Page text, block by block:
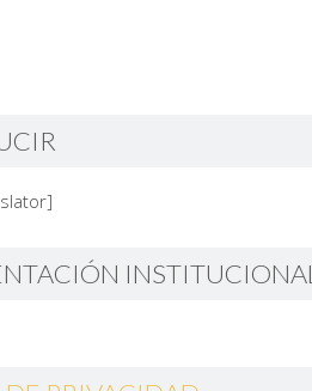
INSTITUCIONAL